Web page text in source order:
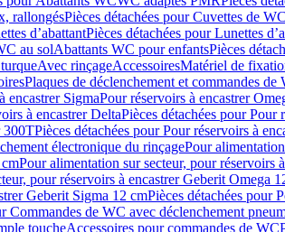
rallongésPièces détachées pour Cuvettes de
d’abattantPièces détachées pour Lunettes
au solAbattants WC pour enfantsPièces
Avec rinçageAccessoiresMatériel de
Plaques de déclenchement et commandes de
encastrer SigmaPour réservoirs à encastrer
à encastrer DeltaPièces détachées pour Pour
300TPièces détachées pour Pour réservoirs à
électronique du rinçagePour
Pour alimentation sur secteur, pour réservoirs
pour réservoirs à encastrer Geberit Omega
Geberit Sigma 12 cmPièces détachées pour
Commandes de WC avec déclenchement
toucheAccessoires pour commandes de WC